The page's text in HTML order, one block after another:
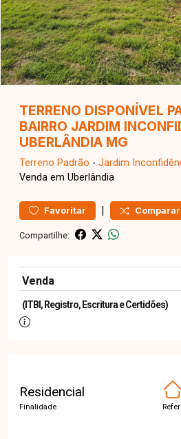
TERRENO DISPONÍVEL
BAIRRO JARDIM
UBERLÂNDIA MG
Terreno Padrão - Jardim
Venda em Uberlândia
Favoritar | Comparar
Compartilhe:
Venda
(ITBI, Registro, Escritura e Certidões)
Residencial
Finalidade